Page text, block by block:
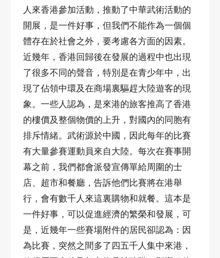
人來香港參加活動，推動了中華武術活動的
開展，是一件好事，但我們不能作為一個個
體存在於社會之外，要考慮各方面的因素。
近幾年，香港回歸後在發展的過程中也出現
了很多不同的聲音，特別是在青少年中，出
現了佔領中環及在商場裏驅趕大陸遊客的現
象。一些人認為，是來港的旅客推高了香港
的樓價及整個物價的上升，對國內的同胞有
排斥情緒。武術源於中國，因此每年的比賽
有大量參賽運動員來自大陸。每次在賽事開
幕之前，我們都會派發宣傳單給周圍的士
店、超市和餐廳，告訴他們比賽將在港舉
行，會有數千人來這裏購物和就餐。這本是
一件好事，可以促進經濟的繁榮和發展，可
是，近幾年一些賽場附件的居民卻認為：因
為比賽，突然之間多了四五千人集中來港，